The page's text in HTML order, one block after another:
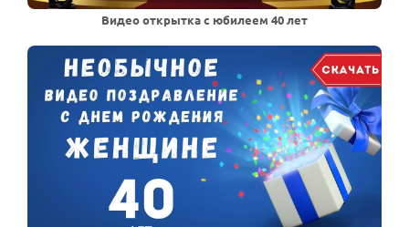
Видео открытка с юбилеем 40 лет